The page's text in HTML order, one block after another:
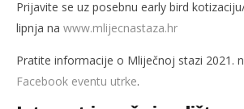
Prijavite se uz posebnu early bird
lipnja na www.mlijecnastaza.hr
Pratite informacije o Mliječnoj stazi 2021.
Facebook eventu utrke.